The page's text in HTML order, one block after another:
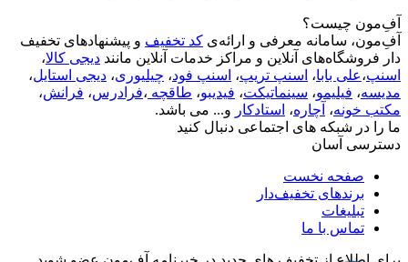
آفِ‌مون چیست؟
آفِ‌مون، سامانه معرفی و ارائه‌ی کد تخفیف و پیشنهادهای تخفیف
دار فروشگاه‌های آنلاین و مراکز خدمات آنلاین مانند دیجی کالا،
اسنپ،علی بابا، اسنپ تریپ، اسنپ فود، چیلیوری، دیجی استایل،
مدیسه، فیلیمو، سینماتیکت، فیدیبو، طاقچه ،فرادرس، فرانش،
مکتب خونه، آچاره، استادکار و... می باشد.
ما را در شبکه های اجتماعی دنبال کنید
دسترسی آسان
صفحه نخست
برندهای تخفیف‌دار
تبلیغات
تماس با ما